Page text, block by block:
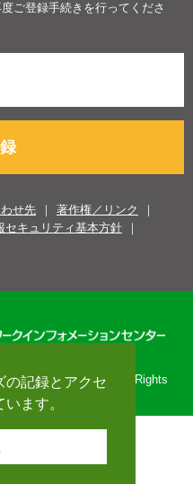
の記録とアクセ
ます。
ご登録手続きを行ってくださ
せ先
著作権／リンク
セキュリティ基本方針
Information Center. All Rights